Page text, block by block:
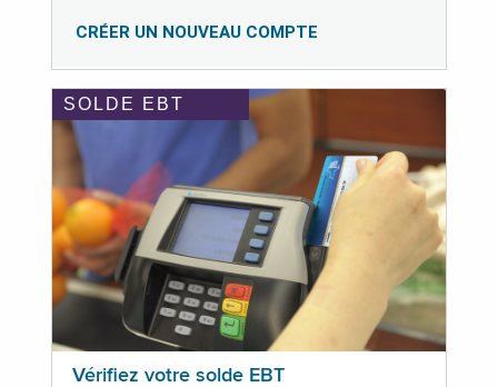
CRÉER UN NOUVEAU COMPTE
SOLDE EBT
Vérifiez votre solde EBT